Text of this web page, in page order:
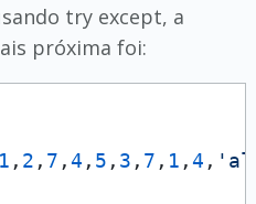
try except, a
próxima foi:
1 , 2 , 7 ,4 , 5 , 3 , 7 , 1 ,4 ,